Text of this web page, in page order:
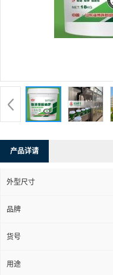
产品详请
外型尺寸
品牌
货号
用途